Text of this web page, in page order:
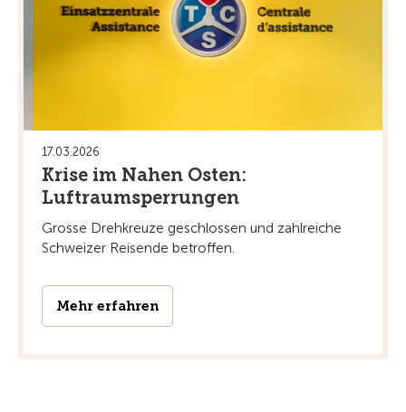
17.03.2026
Krise im Nahen Osten:
Luftraumsperrungen
Grosse Drehkreuze geschlossen und zahlreiche
Schweizer Reisende betroffen.
Mehr erfahren